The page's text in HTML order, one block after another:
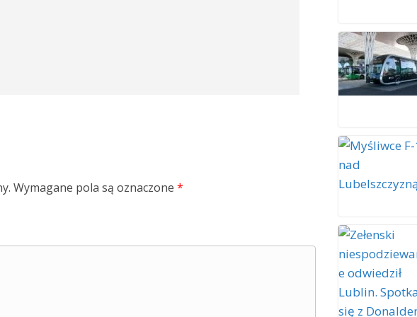
Wymagane pola są oznaczone *